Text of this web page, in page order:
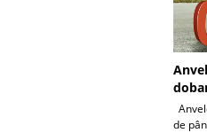
de